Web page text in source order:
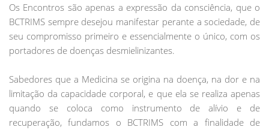
Os Encontros são apenas a expressão da consciência, que o
BCTRIMS sempre desejou manifestar perante a sociedade, de
seu compromisso primeiro e essencialmente o único, com os
portadores de doenças desmielinizantes.
Sabedores que a Medicina se origina na doença, na dor e na
limitação da capacidade corporal, e que ela se realiza apenas
quando se coloca como instrumento de alívio e de
recuperação, fundamos o BCTRIMS com a finalidade de